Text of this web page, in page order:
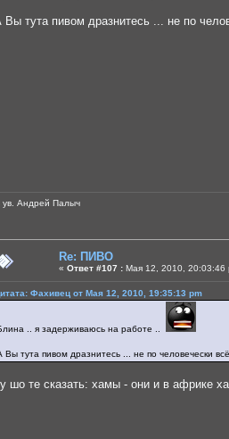
Вы тута пивом дразнитесь ... не по
ув. Андрей Палыч
Re: ПИВО
« Ответ #107 : Мая 12, 2010, 20:03:46
Фахивец от Мая 12, 2010, 19:35:13 pm
.. я задерживаюсь на работе ..
Вы тута пивом дразнитесь ... не по человечески
шо те сказать: хамы - они и в африке